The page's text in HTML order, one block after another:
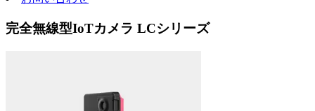
完全無線型IoTカメラ LCシリーズ